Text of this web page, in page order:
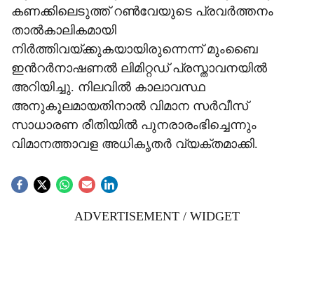
കണക്കിലെടുത്ത് റൺവേയുടെ പ്രവർത്തനം
താൽകാലികമായി
നിർത്തിവയ്ക്കുകയായിരുന്നെന്ന് മുംബൈ
ഇന്‍റർനാഷണൽ ലിമിറ്റഡ് പ്രസ്താവനയിൽ
അറിയിച്ചു. നിലവിൽ കാലാവസ്ഥ
അനുകൂലമായതിനാൽ വിമാന സർവീസ്
സാധാരണ രീതിയിൽ പുനരാരംഭിച്ചെന്നും
വിമാനത്താവള അധികൃതർ വ്യക്തമാക്കി.
ADVERTISEMENT / WIDGET